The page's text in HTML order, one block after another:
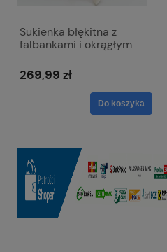
Sukienka błękitna z
falbankami i okrągłym
269,99 zł
Do koszyka